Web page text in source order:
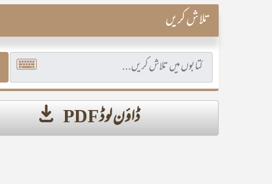
تلاش کریں
ڈاؤن لوڈ PDF